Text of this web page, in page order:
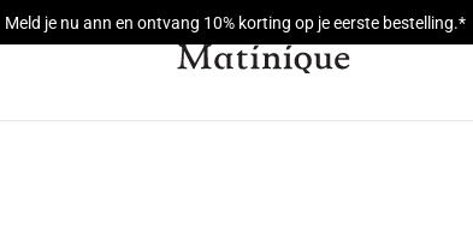
Meld je nu ann en ontvang 10% korting op je eerste bestelling.*